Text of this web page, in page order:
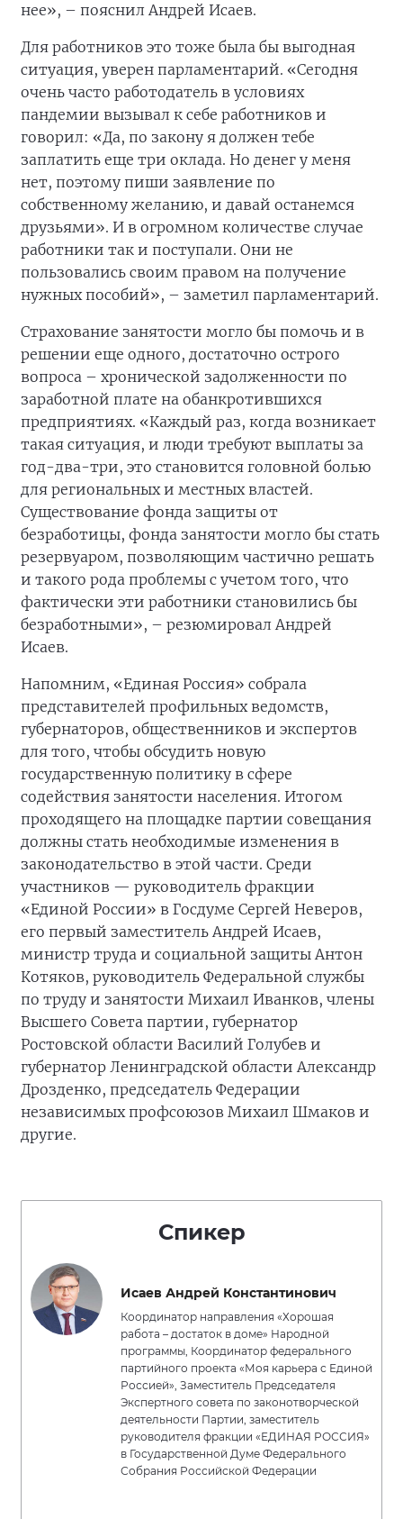
нее», – пояснил Андрей Исаев.
Для работников это тоже была бы выгодная
ситуация, уверен парламентарий. «Сегодня
очень часто работодатель в условиях
пандемии вызывал к себе работников и
говорил: «Да, по закону я должен тебе
заплатить еще три оклада. Но денег у меня
нет, поэтому пиши заявление по
собственному желанию, и давай останемся
друзьями». И в огромном количестве случае
работники так и поступали. Они не
пользовались своим правом на получение
нужных пособий», – заметил парламентарий.
Страхование занятости могло бы помочь и в
решении еще одного, достаточно острого
вопроса – хронической задолженности по
заработной плате на обанкротившихся
предприятиях. «Каждый раз, когда возникает
такая ситуация, и люди требуют выплаты за
год-два-три, это становится головной болью
для региональных и местных властей.
Существование фонда защиты от
безработицы, фонда занятости могло бы стать
резервуаром, позволяющим частично решать
и такого рода проблемы с учетом того, что
фактически эти работники становились бы
безработными», – резюмировал Андрей
Исаев.
Напомним, «Единая Россия» собрала
представителей профильных ведомств,
губернаторов, общественников и экспертов
для того, чтобы обсудить новую
государственную политику в сфере
содействия занятости населения. Итогом
проходящего на площадке партии совещания
должны стать необходимые изменения в
законодательство в этой части. Среди
участников — руководитель фракции
«Единой России» в Госдуме Сергей Неверов,
его первый заместитель Андрей Исаев,
министр труда и социальной защиты Антон
Котяков, руководитель Федеральной службы
по труду и занятости Михаил Иванков, члены
Высшего Совета партии, губернатор
Ростовской области Василий Голубев и
губернатор Ленинградской области Александр
Дрозденко, председатель Федерации
независимых профсоюзов Михаил Шмаков и
другие.
Спикер
Исаев Андрей Константинович
Координатор направления «Хорошая
работа – достаток в доме» Народной
программы, Координатор федерального
партийного проекта «Моя карьера с Единой
Россией», Заместитель Председателя
Экспертного совета по законотворческой
деятельности Партии, заместитель
руководителя фракции «ЕДИНАЯ РОССИЯ»
в Государственной Думе Федерального
Собрания Российской Федерации